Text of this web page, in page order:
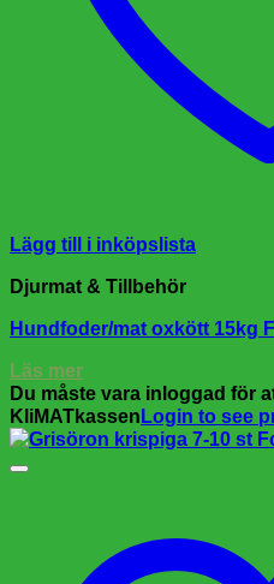
Lägg till i inköpslista
Djurmat & Tillbehör
Hundfoder/mat oxkött 15kg
Läs mer
Du måste vara inloggad för
KliMATkassen Login to see